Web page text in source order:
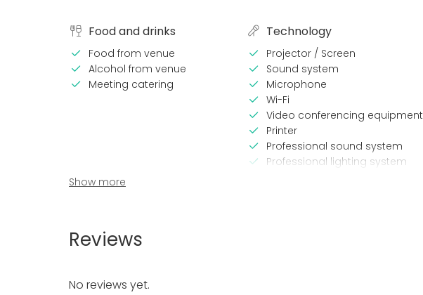
Food and drinks
Food from venue
Alcohol from venue
Meeting catering
Technology
Projector / Screen
Sound system
Microphone
Wi-Fi
Video conferencing equipment
Printer
Professional sound system
Professional lighting system
Stage
Note-taking material
Show more
Reviews
No reviews yet.